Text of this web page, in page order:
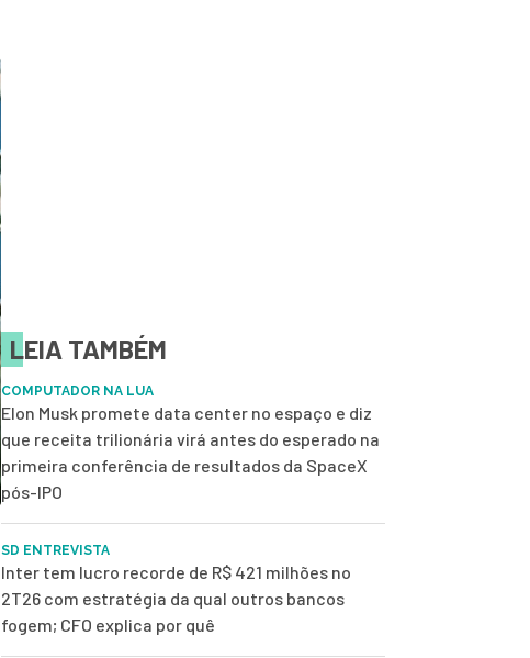
LEIA TAMBÉM
COMPUTADOR NA LUA
Elon Musk promete data center no espaço e diz
que receita trilionária virá antes do esperado na
primeira conferência de resultados da SpaceX
pós-IPO
SD ENTREVISTA
Inter tem lucro recorde de R$ 421 milhões no
2T26 com estratégia da qual outros bancos
fogem; CFO explica por quê